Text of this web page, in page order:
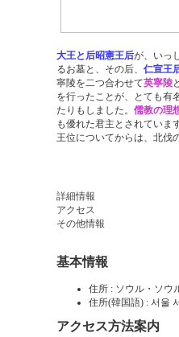
大王と后昭憲王后が、いっ
るお墓と、その后、 仁宣王
寧陵を二つ合わせて英寧陵
を行ったことが、とても有
たりもしました。 儒教の理
も優れた君主とされていま
王位についてからは、北伐
詳細情報
アクセス
その他情報
基本情報
住所 : ソウル・ソウ
住所(韓国語) : 서울
アクセス方法案内